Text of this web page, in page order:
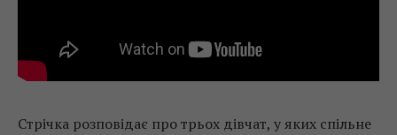
Стрічка розповідає про трьох дівчат, у яких спільне